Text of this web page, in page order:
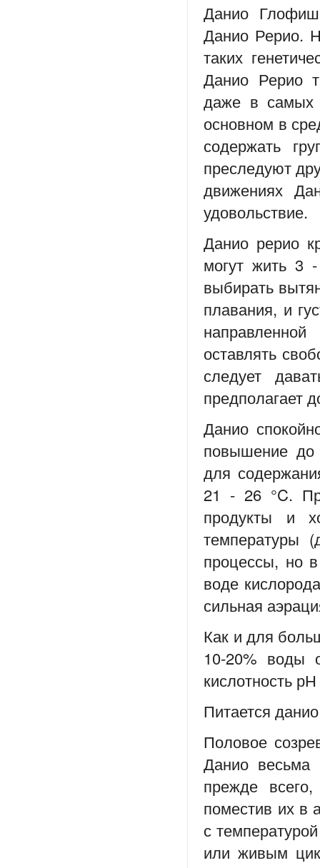
Данио Глофиш
Данио Рерио.
таких
Данио Рерио
даже в самых
основном в
содержать
преследуют
движениях
удовольствие.
Данио рерио
могут жить 3
выбирать
плавания, и
оставлять
следует
предполагает
Данио
повышение до
для
21 - 26 °C.
продукты и
температуры
процессы, но
воде
сильная
Как и для
10-20% воды
кислотность
Питается
Половое
Данио весьма
прежде
поместив их в
с
или живым